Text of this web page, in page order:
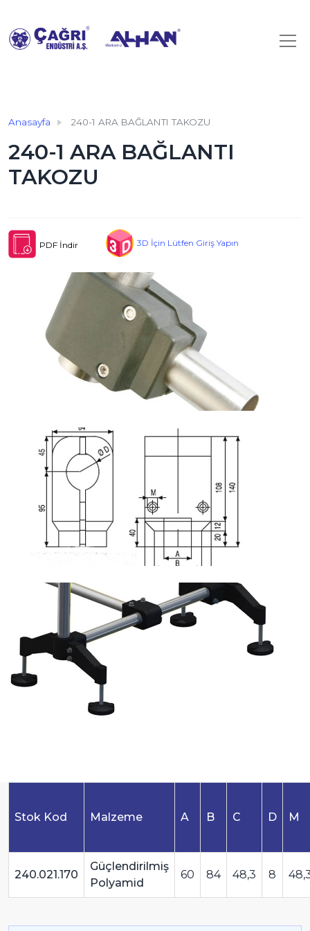
Anasayfa 240-1 ARA BAĞLANTI TAKOZU
240-1 ARA BAĞLANTI
TAKOZU
PDF İndir 3D İçin Lütfen Giriş Yapın
Stok Kod Malzeme A B C D M
240.021.170
Güçlendirilmiş
Polyamid
60 84 48,3 8